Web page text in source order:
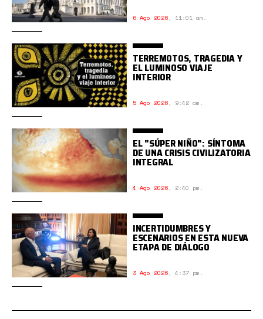
6 Ago 2026, 11:01 am.
TERREMOTOS, TRAGEDIA Y
EL LUMINOSO VIAJE
INTERIOR
5 Ago 2026, 9:42 am.
EL "SÚPER NIÑO": SÍNTOMA
DE UNA CRISIS CIVILIZATORIA
INTEGRAL
4 Ago 2026, 2:40 pm.
INCERTIDUMBRES Y
ESCENARIOS EN ESTA NUEVA
ETAPA DE DIÁLOGO
3 Ago 2026, 4:37 pm.